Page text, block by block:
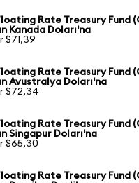
Rate Treasury Fund
Kanada Doları'na
$71,39
Rate Treasury Fund
Avustralya Doları'na
$72,34
Rate Treasury Fund
Singapur Doları'na
$65,30
Rate Treasury Fund